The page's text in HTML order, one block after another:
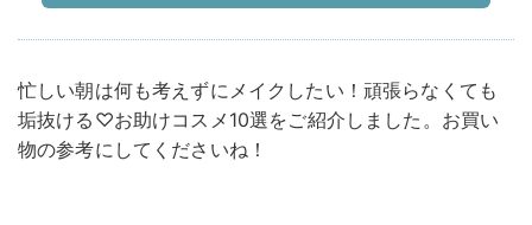
忙しい朝は何も考えずにメイクしたい！頑張らなくても
垢抜ける♡お助けコスメ10選をご紹介しました。お買い
物の参考にしてくださいね！